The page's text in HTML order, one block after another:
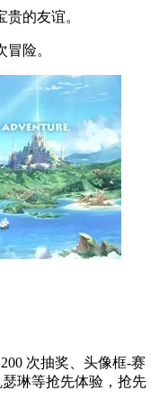
的友谊。
险。
次抽奖、头像框-赛
琳等抢先体验，抢先